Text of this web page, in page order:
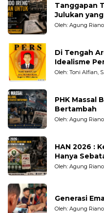
Tanggapan
Julukan yang tidak Adil untuk Wartawan,
Pengamat
Oleh: Agung
Di Tengah
Idealisme
Oleh: Toni Alfian,
PHK Massal
Bertambah
Oleh: Agung
HAN 2026 :
Hanya
Oleh: Agung
Generasi
Oleh: Agung